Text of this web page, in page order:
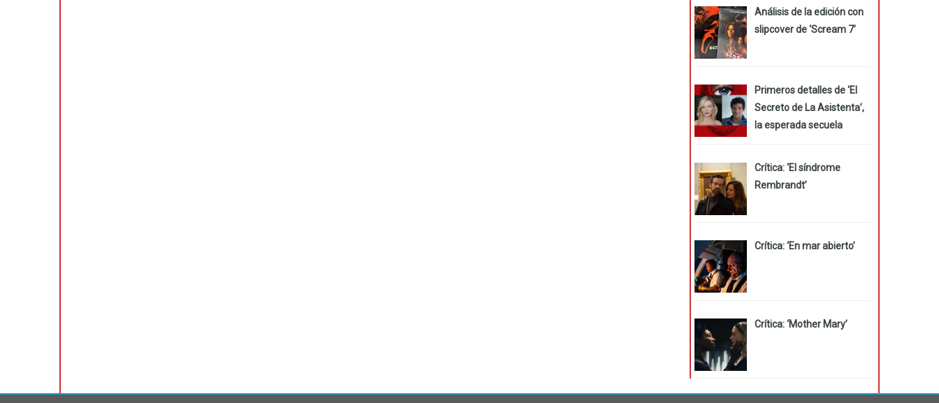
Análisis de la edición con
slipcover de ‘Scream 7’
Primeros detalles de ‘El
Secreto de La Asistenta’,
la esperada secuela
Crítica: ‘El síndrome
Rembrandt’
Crítica: ‘En mar abierto’
Crítica: ‘Mother Mary’